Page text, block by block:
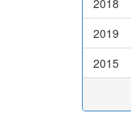
2018
2019
2015